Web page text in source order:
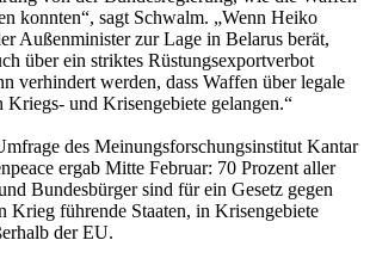
konnten“, sagt Schwalm. „Wenn Heiko
Außenminister zur Lage in Belarus berät,
über ein striktes Rüstungsexportverbot
verhindert werden, dass Waffen über legale
Kriegs- und Krisengebiete gelangen.“
des Meinungsforschungsinstitut Kantar
ergab Mitte Februar: 70 Prozent aller
Bundesbürger sind für ein Gesetz gegen
Krieg führende Staaten, in Krisengebiete
der EU.